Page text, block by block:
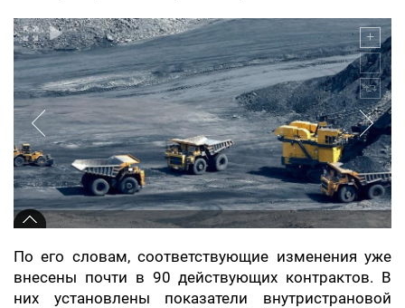
По его словам, соответствующие изменения уже
внесены почти в 90 действующих контрактов. В
них установлены показатели внутристрановой